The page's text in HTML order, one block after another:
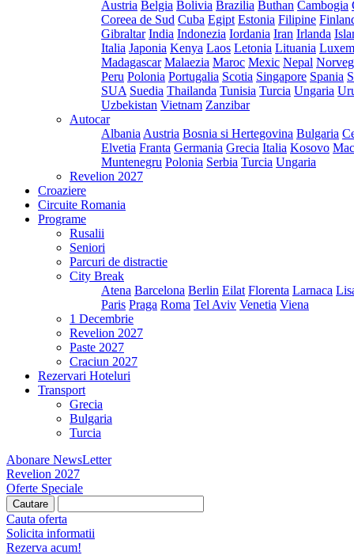
Austria Belgia Bolivia Brazilia Buthan Cambogia
Coreea de Sud Cuba Egipt Estonia Filipine
Gibraltar India Indonezia Iordania Iran Irlanda
Italia Japonia Kenya Laos Letonia Lituania
Madagascar Malaezia Maroc Mexic Nepal
Peru Polonia Portugalia Scotia Singapore Spania
SUA Suedia Thailanda Tunisia Turcia Ungaria
Uzbekistan Vietnam Zanzibar
Autocar
Albania Austria Bosnia si Hertegovina Bulgaria
Elvetia Franta Germania Grecia Italia Kosovo
Muntenegru Polonia Serbia Turcia Ungaria
Revelion 2027
Croaziere
Circuite Romania
Programe
Rusalii
Seniori
Parcuri de distractie
City Break
Atena Barcelona Berlin Eilat Florenta Larnaca
Paris Praga Roma Tel Aviv Venetia Viena
1 Decembrie
Revelion 2027
Paste 2027
Craciun 2027
Rezervari Hoteluri
Transport
Grecia
Bulgaria
Turcia
Abonare NewsLetter
Revelion 2027
Oferte Speciale
Cauta oferta
Solicita informatii
Rezerva acum!